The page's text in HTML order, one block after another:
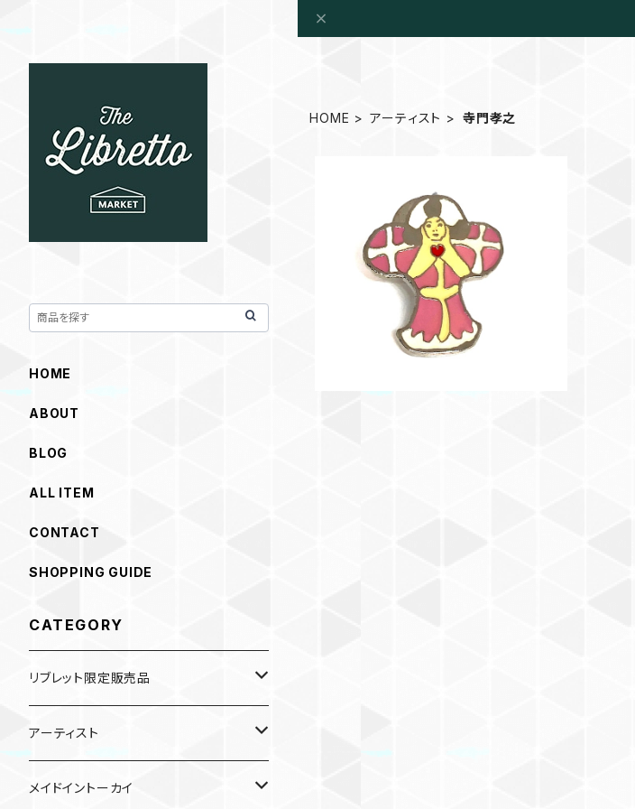
HOME アーティスト 寺門孝之
寺門孝之 ピンバッジ angel cros
s
¥660
HOME
ABOUT
BLOG
ALL ITEM
CONTACT
SHOPPING GUIDE
CATEGORY
リブレット限定販売品
雑貨
ガチャガチャ
食品
アーティスト
村田夏佳
メイドイントーカイ